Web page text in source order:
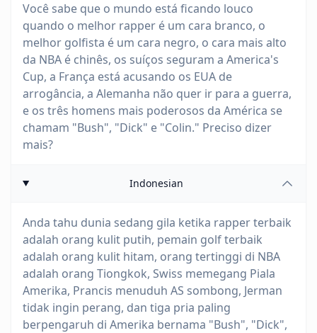
Você sabe que o mundo está ficando louco
quando o melhor rapper é um cara branco, o
melhor golfista é um cara negro, o cara mais alto
da NBA é chinês, os suíços seguram a America's
Cup, a França está acusando os EUA de
arrogância, a Alemanha não quer ir para a guerra,
e os três homens mais poderosos da América se
chamam "Bush", "Dick" e "Colin." Preciso dizer
mais?
Indonesian
Anda tahu dunia sedang gila ketika rapper terbaik
adalah orang kulit putih, pemain golf terbaik
adalah orang kulit hitam, orang tertinggi di NBA
adalah orang Tiongkok, Swiss memegang Piala
Amerika, Prancis menuduh AS sombong, Jerman
tidak ingin perang, dan tiga pria paling
berpengaruh di Amerika bernama "Bush", "Dick",